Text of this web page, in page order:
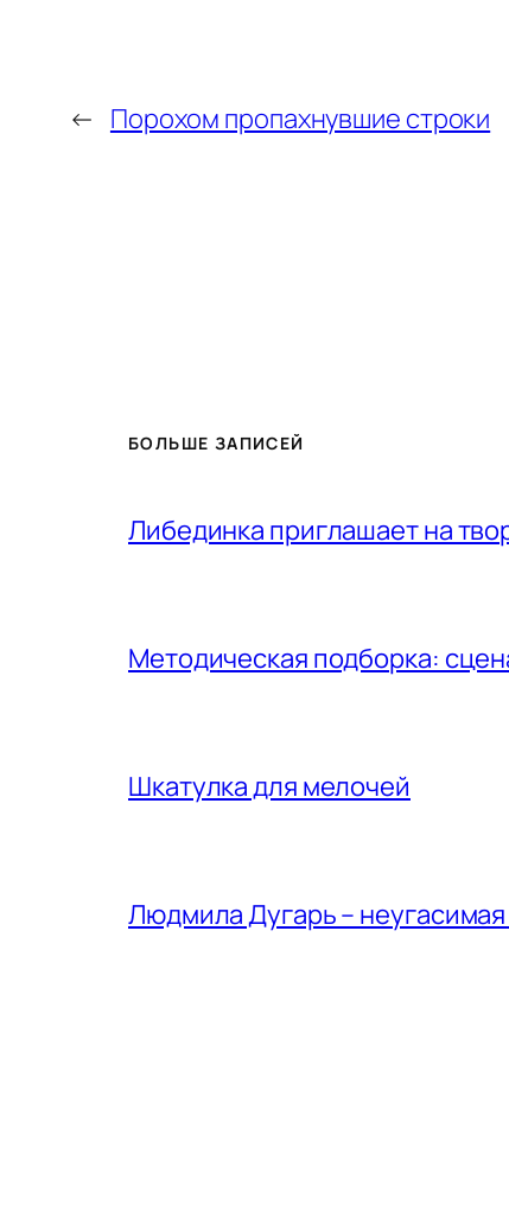
← Порохом пропахнувшие строки
БОЛЬШЕ ЗАПИСЕЙ
Либединка приглашает на
Методическая подборка:
Шкатулка для мелочей
Людмила Дугарь –